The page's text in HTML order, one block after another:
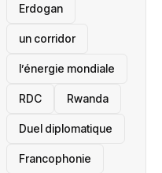
Erdogan
un corridor
l’énergie mondiale
RDC Rwanda
Duel diplomatique
Francophonie